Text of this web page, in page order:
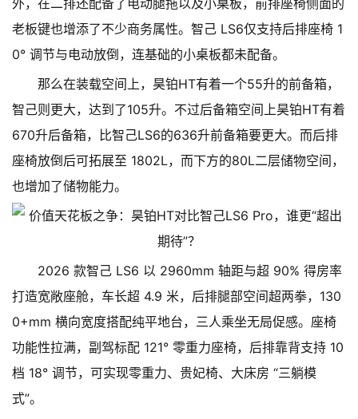
外，在二排还配备了电动腿拖以及小桌板，前排座椅侧面的
老板键也增添了不少商务属性。智己 LS6仅支持后排座椅 1
0° 调节与电动放倒，连基础的小桌板都未配备。
那么在装载空间上，昊铂HT有着一个55升的前备箱，
智己则更大，达到了105升。不过后备箱空间上昊铂HT有着
670升后备箱，比智己LS6的636升前备箱要更大。而后排
座椅放倒后可拓展至 1802L，而下方的80L二层储物空间，
也增加了储物能力。
2026 款智己 LS6 以 2960mm 轴距与超 90% 得房率
打造宽敞座舱，车长超 4.9 米，后排腿部空间超两拳，130
0+mm 横向宽度搭配纯平地台，三人乘坐无局促感。座椅
功能性拉满，副驾标配 121° 零重力座椅，后排靠背支持 10
档 18° 调节，可实现零重力、贵妃椅、大床房 “三躺模
式”。